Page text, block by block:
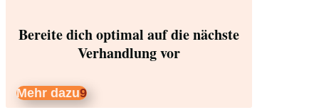
Bereite dich optimal auf die nächste
Verhandlung vor
Mehr dazu